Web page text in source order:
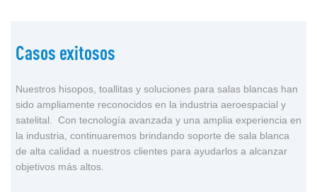
Casos exitosos
Nuestros hisopos, toallitas y soluciones para salas blancas han
sido ampliamente reconocidos en la industria aeroespacial y
satelital. Con tecnología avanzada y una amplia experiencia en
la industria, continuaremos brindando soporte de sala blanca
de alta calidad a nuestros clientes para ayudarlos a alcanzar
objetivos más altos.